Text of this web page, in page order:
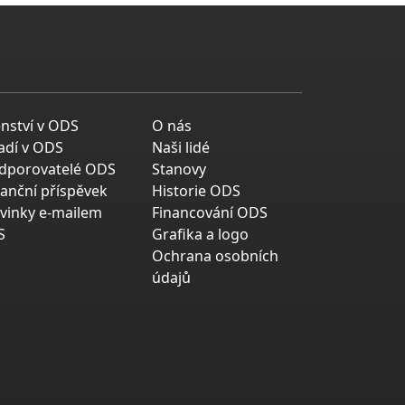
v ODS
v ODS
ODS
příspěvek
e-mailem
O nás
Naši lidé
Stanovy
Historie ODS
Financování ODS
Grafika a logo
Ochrana osobních
údajů